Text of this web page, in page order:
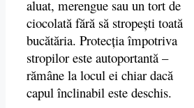
aluat, merengue sau un tort de
ciocolată fără să stropești toată
bucătăria. Protecția împotriva
stropilor este autoportantă –
rămâne la locul ei chiar dacă
capul înclinabil este deschis.